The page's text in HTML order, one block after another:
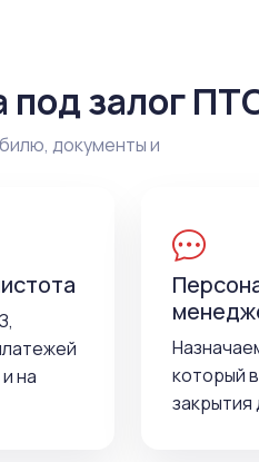
под залог
документы и
на
который
закрытия